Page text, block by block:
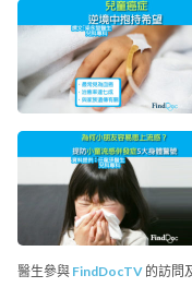
醫生參與 FindDocTV 的訪問